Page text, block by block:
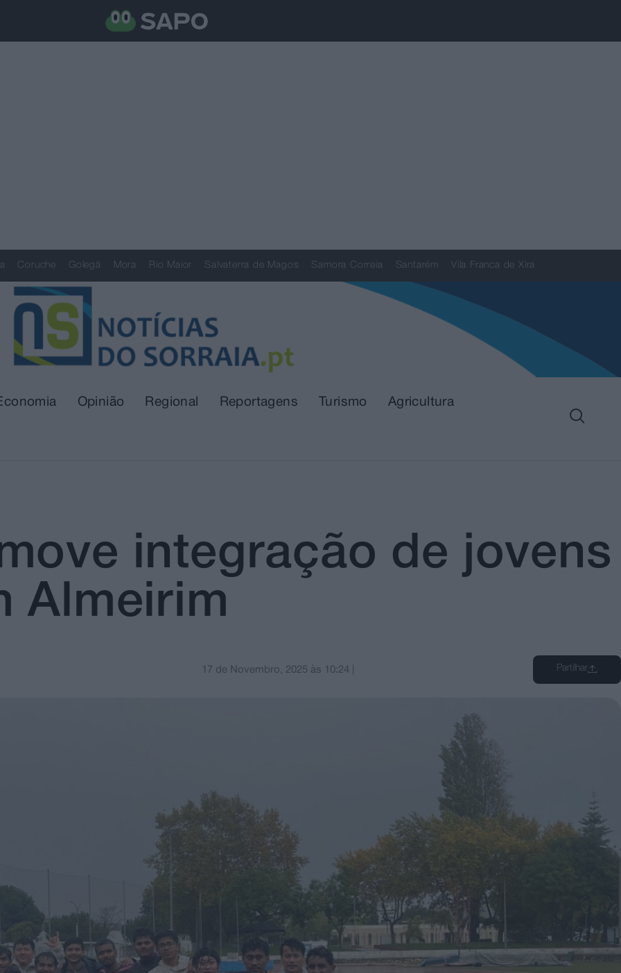
Coruche Golegã Mora Rio Maior Salvaterra de Magos Samora Correia Santarém Vila Franca de Xira
Opinião Regional Reportagens Turismo Agricultura
integração de jovens
Almeirim
17 de Novembro, 2025 às 10:24 Partilhar